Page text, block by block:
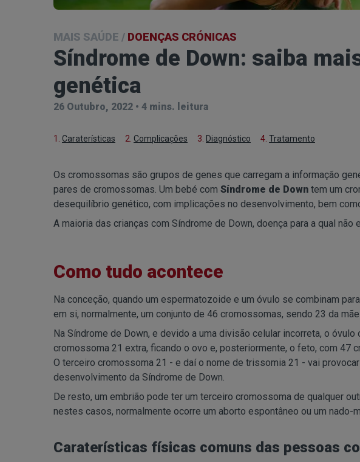
MAIS SAÚDE / DOENÇAS CRÓNICAS
Síndrome de Down: saiba
genética
26 Outubro, 2022 • 4 mins. leitura
1. Caraterísticas 2. Complicações 3. Diagnóstico 4. Tratamento
Os cromossomas são grupos de genes que carregam a informação
pares de cromossomas. Um bebé com Síndrome de Down tem um
desequilíbrio genético, com implicações no desenvolvimento, bem
A maioria das crianças com Síndrome de Down, doença para a qual
Como tudo acontece
Na conceção, quando um espermatozoide e um óvulo se combinam
em si, normalmente, um conjunto de 46 cromossomas, sendo 23 da
Na Síndrome de Down, e devido a uma divisão celular incorreta, o
cromossoma 21 extra, ficando o ovo e, posteriormente, o feto, com 47
O terceiro cromossoma 21 - e daí o nome de trissomia 21 - vai
desenvolvimento da Síndrome de Down.
De resto, um embrião pode ter um terceiro cromossoma de qualquer
nestes casos, normalmente ocorre um aborto espontâneo ou um nado-
Caraterísticas físicas comuns das pessoas